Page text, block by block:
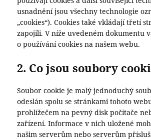
usnadnění jsou všechny technologie
„cookies“). Cookies také vkládají třetí
zapojili. V níže uvedeném dokumentu
o používání cookies na našem webu.
2. Co jsou soubory
Soubor cookie je malý jednoduchý
odeslán spolu se stránkami tohoto
prohlížečem na pevný disk počítače
zařízení. Informace v nich uložené
našim serverům nebo serverům